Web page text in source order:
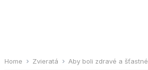
Home Zvieratá Aby boli zdravé a šťastné